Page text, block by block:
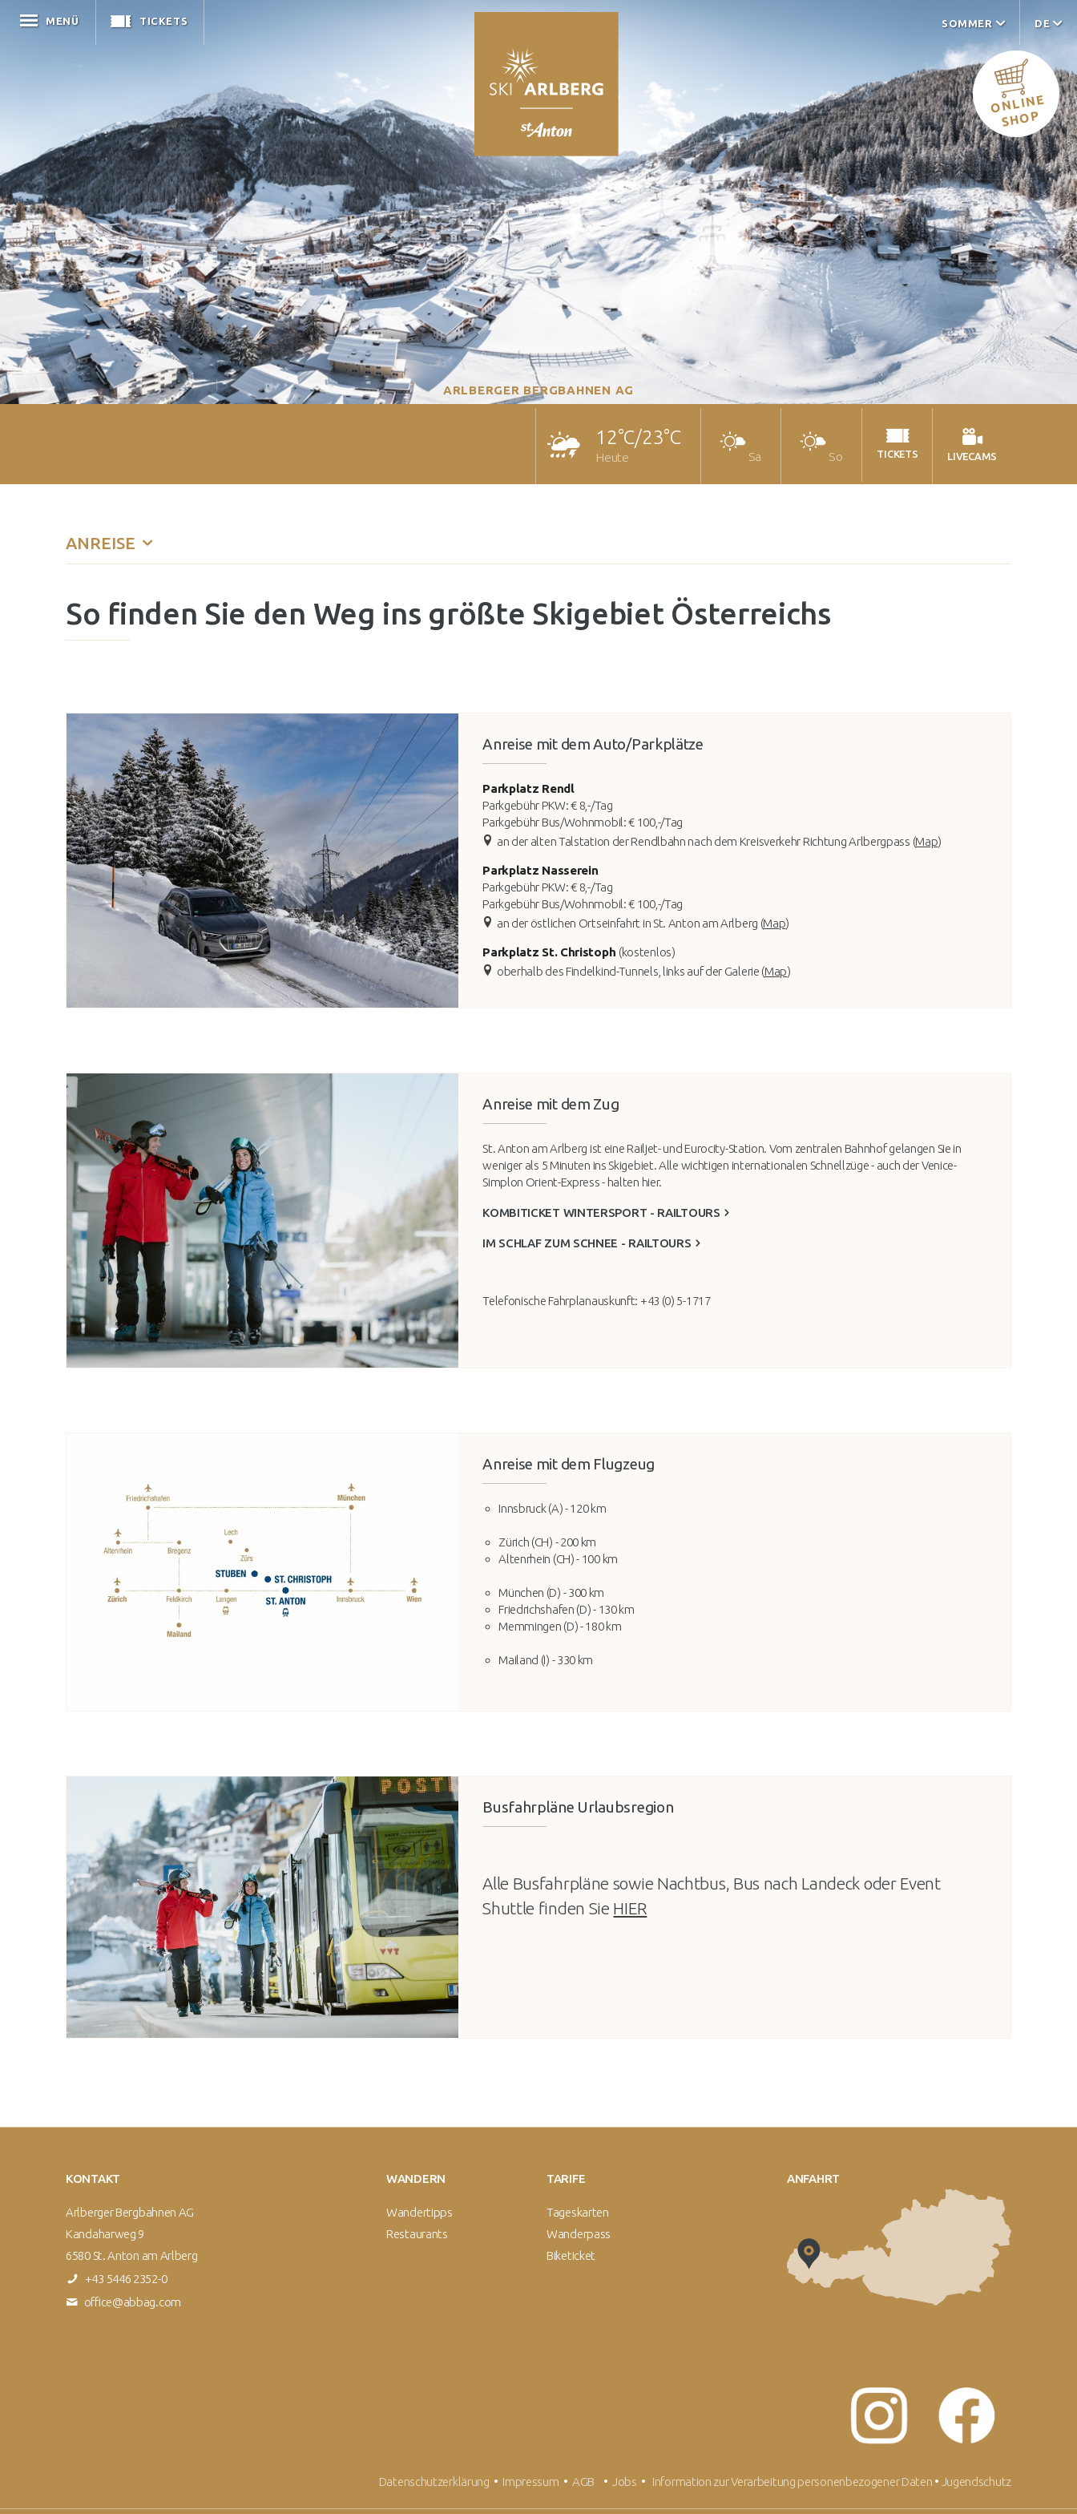
MENÜ TICKETS SOMMER DE
ARLBERGER BERGBAHNEN AG
LIVECAMS
TICKETS
So
Sa
12°C/23°C
Heute
ANREISE
So finden Sie den Weg ins größte Skigebiet Österreichs
Anreise mit dem Auto/Parkplätze
Parkplatz Rendl
Parkgebühr PKW: € 8,-/Tag
Parkgebühr Bus/Wohnmobil: € 100,-/Tag
an der alten Talstation der Rendlbahn nach dem Kreisverkehr Richtung Arlbergpass (Map)
Parkplatz Nasserein
Parkgebühr PKW: € 8,-/Tag
Parkgebühr Bus/Wohnmobil: € 100,-/Tag
an der östlichen Ortseinfahrt in St. Anton am Arlberg (Map)
Parkplatz St. Christoph (kostenlos)
oberhalb des Findelkind-Tunnels, links auf der Galerie (Map)
Anreise mit dem Zug
St. Anton am Arlberg ist eine Railjet- und Eurocity-Station. Vom zentralen Bahnhof gelangen Sie in
weniger als 5 Minuten ins Skigebiet. Alle wichtigen internationalen Schnellzüge - auch der Venice-
Simplon Orient-Express - halten hier.
KOMBITICKET WINTERSPORT - RAILTOURS
IM SCHLAF ZUM SCHNEE - RAILTOURS
Telefonische Fahrplanauskunft: +43 (0) 5-1717
Anreise mit dem Flugzeug
Innsbruck (A) - 120 km
Zürich (CH) - 200 km
Altenrhein (CH) - 100 km
München (D) - 300 km
Friedrichshafen (D) - 130 km
Memmingen (D) - 180 km
Mailand (I) - 330 km
Busfahrpläne Urlaubsregion
Alle Busfahrpläne sowie Nachtbus, Bus nach Landeck oder Event
Shuttle finden Sie HIER
KONTAKT
Arlberger Bergbahnen AG
Kandaharweg 9
6580 St. Anton am Arlberg
+43 5446 2352-0
office@abbag.com
WANDERN
Wandertipps
Restaurants
TARIFE
Tageskarten
Wanderpass
Biketicket
ANFAHRT
Datenschutzerklärung • Impressum •AGB •Jobs • Information zur Verarbeitung personenbezogener Daten • Jugendschutz